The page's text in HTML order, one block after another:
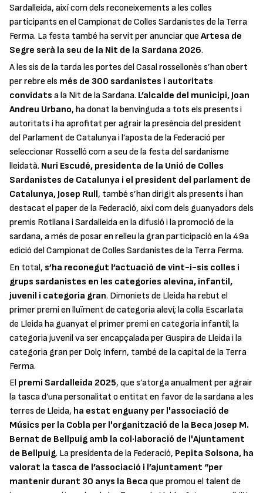
Sardalleida, així com dels reconeixements a les colles
participants en el Campionat de Colles Sardanistes de la Terra
Ferma. La festa també ha servit per anunciar que Artesa de
Segre serà la seu de la Nit de la Sardana 2026.
A les sis de la tarda les portes del Casal rossellonès s’han obert
per rebre els més de 300 sardanistes i autoritats
convidats a la Nit de la Sardana. L’alcalde del municipi, Joan
Andreu Urbano, ha donat la benvinguda a tots els presents i
autoritats i ha aprofitat per agrair la presència del president
del Parlament de Catalunya i l’aposta de la Federació per
seleccionar Rosselló com a seu de la festa del sardanisme
lleidatà. Nuri Escudé, presidenta de la Unió de Colles
Sardanistes de Catalunya i el president del parlament de
Catalunya, Josep Rull, també s’han dirigit als presents i han
destacat el paper de la Federació, així com dels guanyadors dels
premis Rotllana i Sardalleida en la difusió i la promoció de la
sardana, a més de posar en relleu la gran participació en la 49a
edició del Campionat de Colles Sardanistes de la Terra Ferma.
En total, s’ha reconegut l’actuació de vint-i-sis colles i
grups sardanistes en les categories alevina, infantil,
juvenil i categoria gran. Dimoniets de Lleida ha rebut el
primer premi en lluïment de categoria aleví; la colla Escarlata
de Lleida ha guanyat el primer premi en categoria infantil; la
categoria juvenil va ser encapçalada per Guspira de Lleida i la
categoria gran per Dolç Infern, també de la capital de la Terra
Ferma.
El premi Sardalleida 2025, que s’atorga anualment per agrair
la tasca d’una personalitat o entitat en favor de la sardana a les
terres de Lleida, ha estat enguany per l'associació de
Músics per la Cobla per l'organització de la Beca Josep M.
Bernat de Bellpuig amb la col·laboració de l'Ajuntament
de Bellpuig. La presidenta de la Federació, Pepita Solsona, ha
valorat la tasca de l’associació i l’ajuntament “per
mantenir durant 30 anys la Beca que promou el talent de